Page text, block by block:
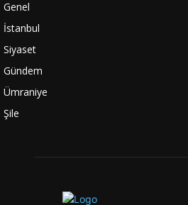
Genel
İstanbul
Siyaset
Gündem
Ümraniye
Şile